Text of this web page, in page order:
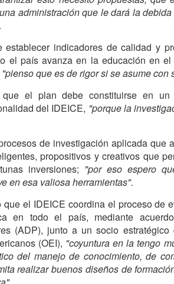
administración que le dará la
establecer indicadores de calidad y
el país avanza en la educación en
"pienso que es de rigor si se asume con
que el plan debe constituirse en
del IDEICE, "porque la
de investigación aplicada que
propositivos y creativos que
inversiones; "por eso espero
en esa valiosa herramientas".
que el IDEICE coordina el proceso de
en todo el país, mediante
(ADP), junto a un socio
(OEI), "coyuntura en la tengo
del manejo de conocimiento, de
realizar buenos diseños de